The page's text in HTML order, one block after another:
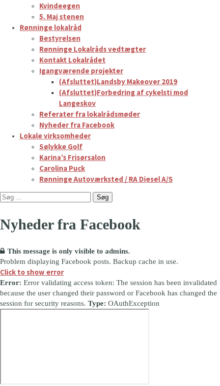
Kvindeegen
5. Maj stenen
Rønninge lokalråd
Bestyrelsen
Rønninge Lokalråds vedtægter
Kontakt Lokalrådet
Igangværende projekter
(Afsluttet)Landsby Makeover 2019
(Afsluttet)Forbedring af cykelsti mod
Langeskov
Referater fra lokalrådsmøder
Nyheder fra Facebook
Lokale virksomheder
Sølykke Golf
Karina’s Frisørsalon
Carolina Puck
Rønninge Autoværksted / RA Diesel A/S
Søg
Nyheder fra Facebook
This message is only visible to admins.
Problem displaying Facebook posts. Backup cache in use.
Click to show error
Error: Error validating access token: The session has been invalidated
because the user changed their password or Facebook has changed the
session for security reasons. Type: OAuthException